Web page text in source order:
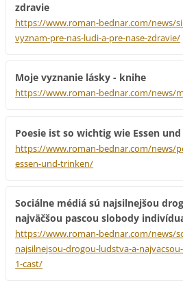
zdravie
https://www.roman-bednar.com/news/
vyznam-pre-nas-ludi-a-pre-nase-zdravie/
Moje vyznanie lásky - knihe
https://www.roman-bednar.com/news/
Poesie ist so wichtig wie Essen
https://www.roman-bednar.com/news/
essen-und-trinken/
Sociálne médiá sú najsilnejšou
najväčšou pascou slobody
https://www.roman-bednar.com/news/
najsilnejsou-drogou-ludstva-a-
1-cast/